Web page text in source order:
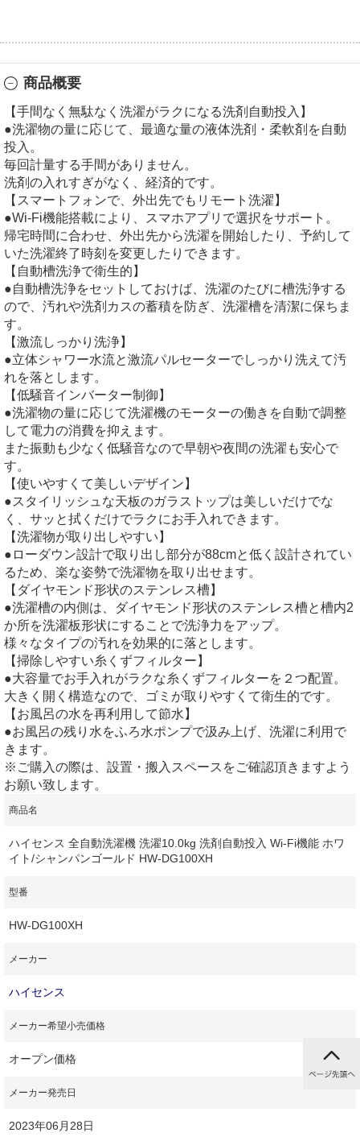
商品概要
【手間なく無駄なく洗濯がラクになる洗剤自動投入】
●洗濯物の量に応じて、最適な量の液体洗剤・柔軟剤を自動
投入。
毎回計量する手間がありません。
洗剤の入れすぎがなく、経済的です。
【スマートフォンで、外出先でもリモート洗濯】
●Wi-Fi機能搭載により、スマホアプリで選択をサポート。
帰宅時間に合わせ、外出先から洗濯を開始したり、予約して
いた洗濯終了時刻を変更したりできます。
【自動槽洗浄で衛生的】
●自動槽洗浄をセットしておけば、洗濯のたびに槽洗浄する
ので、汚れや洗剤カスの蓄積を防ぎ、洗濯槽を清潔に保ちま
す。
【激流しっかり洗浄】
●立体シャワー水流と激流パルセーターでしっかり洗えて汚
れを落とします。
【低騒音インバーター制御】
●洗濯物の量に応じて洗濯機のモーターの働きを自動で調整
して電力の消費を抑えます。
また振動も少なく低騒音なので早朝や夜間の洗濯も安心で
す。
【使いやすくて美しいデザイン】
●スタイリッシュな天板のガラストップは美しいだけでな
く、サッと拭くだけでラクにお手入れできます。
【洗濯物が取り出しやすい】
●ローダウン設計で取り出し部分が88cmと低く設計されてい
るため、楽な姿勢で洗濯物を取り出せます。
【ダイヤモンド形状のステンレス槽】
●洗濯槽の内側は、ダイヤモンド形状のステンレス槽と槽内2
か所を洗濯板形状にすることで洗浄力をアップ。
様々なタイプの汚れを効果的に落とします。
【掃除しやすい糸くずフィルター】
●大容量でお手入れがラクな糸くずフィルターを２つ配置。
大きく開く構造なので、ゴミが取りやすくて衛生的です。
【お風呂の水を再利用して節水】
●お風呂の残り水をふろ水ポンプで汲み上げ、洗濯に利用で
きます。
※ご購入の際は、設置・搬入スペースをご確認頂きますよう
お願い致します。
商品名
ハイセンス 全自動洗濯機 洗濯10.0kg 洗剤自動投入 Wi-Fi機能 ホワ
イト/シャンパンゴールド HW-DG100XH
型番
HW-DG100XH
メーカー
ハイセンス
メーカー希望小売価格
オープン価格
メーカー発売日
2023年06月28日